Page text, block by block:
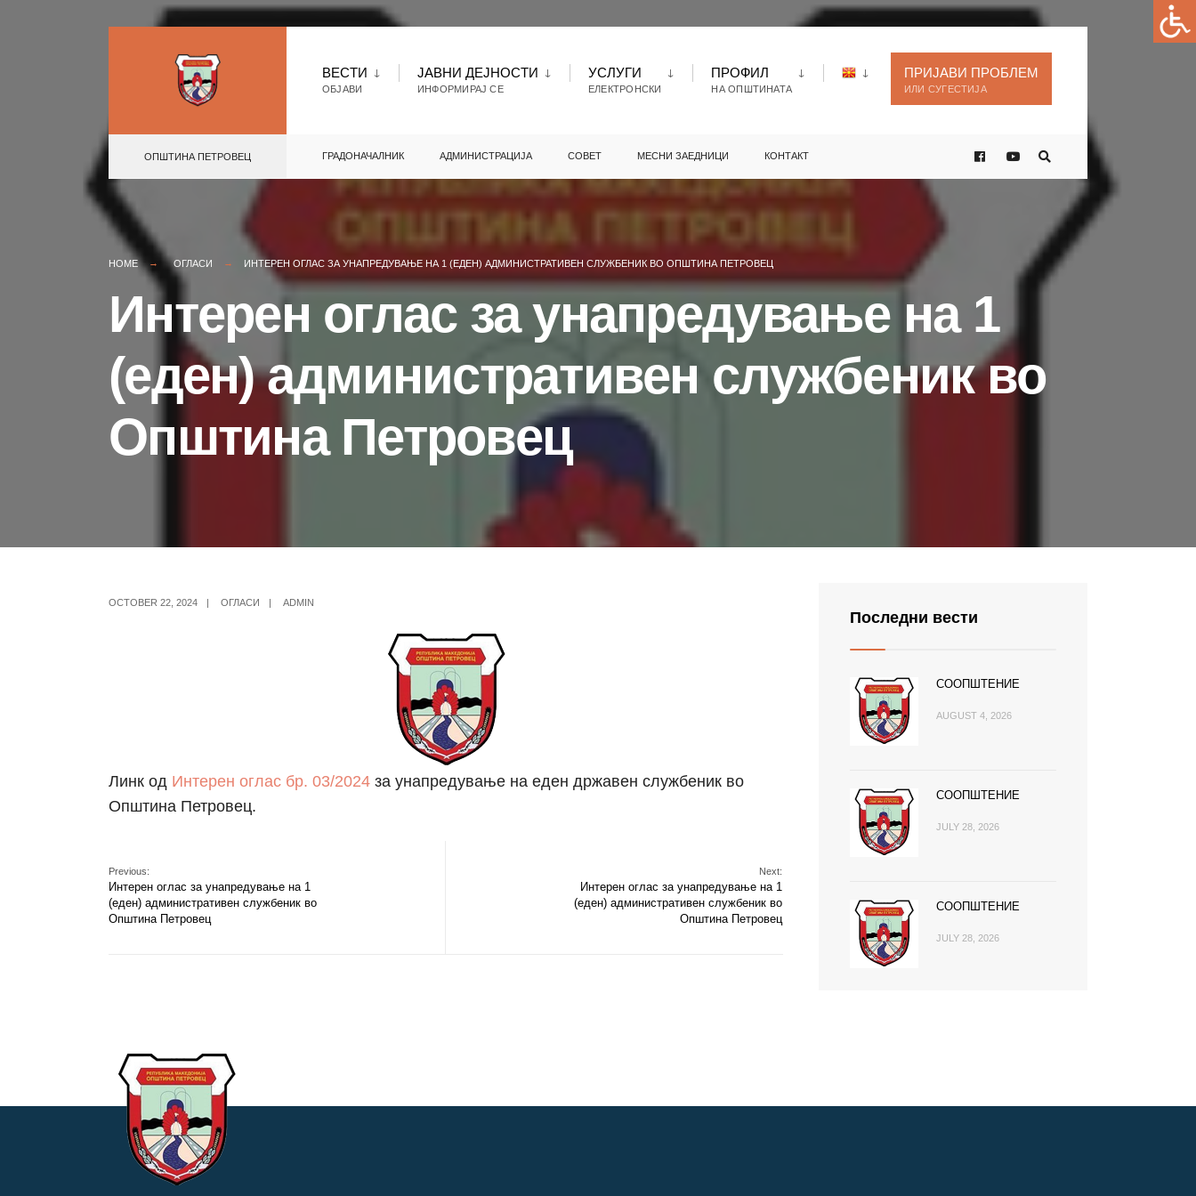
ВЕСТИ
ОБЈАВИ
ЈАВНИ ДЕЈНОСТИ
ИНФОРМИРАЈ СЕ
УСЛУГИ
ЕЛЕКТРОНСКИ
ПРОФИЛ
НА ОПШТИНАТА
ПРИЈАВИ ПРОБЛЕМ
ИЛИ СУГЕСТИЈА
ОПШТИНА ПЕТРОВЕЦ ГРАДОНАЧАЛНИК АДМИНИСТРАЦИЈА СОВЕТ МЕСНИ ЗАЕДНИЦИ КОНТАКТ
HOME ОГЛАСИ ИНТЕРЕН ОГЛАС ЗА УНАПРЕДУВАЊЕ НА 1 (ЕДЕН) АДМИНИСТРАТИВЕН СЛУЖБЕНИК ВО ОПШТИНА ПЕТРОВЕЦ
Интерен оглас за унапредување на 1
(еден) административен службеник во
Општина Петровец
OCTOBER 22, 2024 | ОГЛАСИ | ADMIN
Линк од Интерен оглас бр. 03/2024 за унапредување на еден државен службеник во
Општина Петровец.
Previous:
Интерен оглас за унапредување на 1
(еден) административен службеник во
Општина Петровец
Next:
Интерен оглас за унапредување на 1
(еден) административен службеник во
Општина Петровец
Последни вести
СООПШТЕНИЕ
AUGUST 4, 2026
СООПШТЕНИЕ
JULY 28, 2026
СООПШТЕНИЕ
JULY 28, 2026